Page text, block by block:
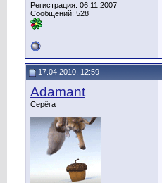
Регистрация: 06.11.2007
Сообщений: 528
17.04.2010, 12:59
Adamant
Серёга